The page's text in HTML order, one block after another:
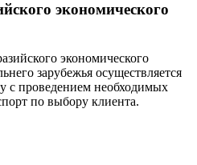
экономического
экономического
зарубежья осуществляется
с проведением необходимых
по выбору клиента.